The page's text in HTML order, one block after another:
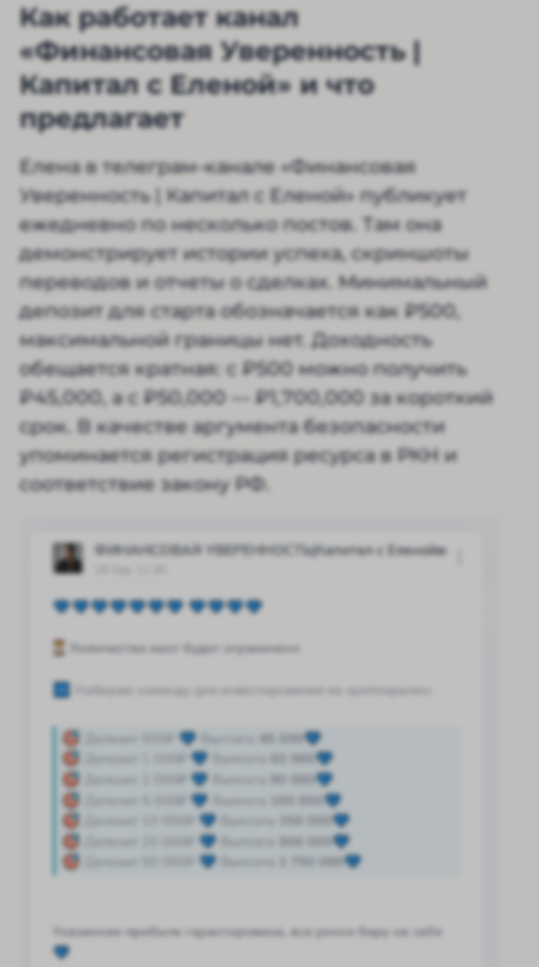
Как работает канал
«Финансовая Уверенность |
Капитал с Еленой» и что
предлагает
Елена в телеграм-канале «Финансовая
Уверенность | Капитал с Еленой» публикует
ежедневно по несколько постов. Там она
демонстрирует истории успеха, скриншоты
переводов и отчеты о сделках. Минимальный
депозит для старта обозначается как ₽500,
максимальной границы нет. Доходность
обещается кратная: с ₽500 можно получить
₽45,000, а с ₽50,000 — ₽1,700,000 за короткий
срок. В качестве аргумента безопасности
упоминается регистрация ресурса в РКН и
соответствие закону РФ.